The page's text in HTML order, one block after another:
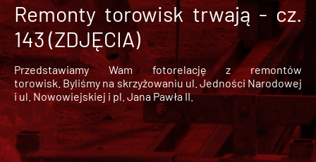
Remonty torowisk trwają - cz.
143 (ZDJĘCIA)
Przedstawiamy Wam fotorelację z remontów
torowisk. Byliśmy na skrzyżowaniu ul. Jedności Narodowej
i ul. Nowowiejskiej i pl. Jana Pawła II.